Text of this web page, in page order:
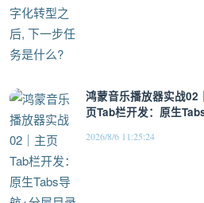
鸿蒙音乐播放器实战02
页Tab栏开发：原生
换
2026/8/6 11:25:24